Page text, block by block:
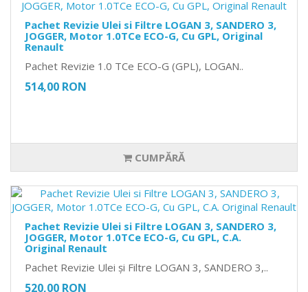
Pachet Revizie Ulei si Filtre LOGAN 3, SANDERO 3,
JOGGER, Motor 1.0TCe ECO-G, Cu GPL, Original
Renault
Pachet Revizie 1.0 TCe ECO-G (GPL), LOGAN..
514,00 RON
CUMPĂRĂ
Pachet Revizie Ulei si Filtre LOGAN 3, SANDERO 3,
JOGGER, Motor 1.0TCe ECO-G, Cu GPL, C.A.
Original Renault
Pachet Revizie Ulei și Filtre LOGAN 3, SANDERO 3,..
520,00 RON